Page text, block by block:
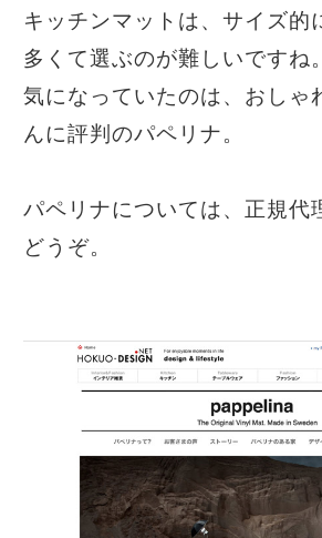
キッチンマットは、サイズ的
多くて選ぶのが難しいですね。
気になっていたのは、おしゃ
んに評判のパペリナ。
パペリナについては、正規代
どうぞ。